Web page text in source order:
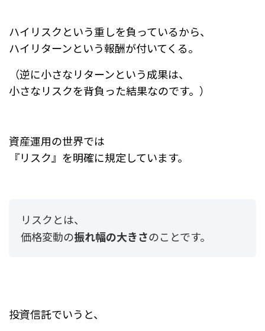
ハイリスクという重しを負っているから、
ハイリターンという報酬が付いてくる。
（逆に小さなリターンという成果は、
小さなリスクを背負った結果なのです。）
資産運用の世界では
『リスク』を明確に規定しています。
リスクとは、
価格変動の振れ幅の大きさのことです。
投資信託でいうと、